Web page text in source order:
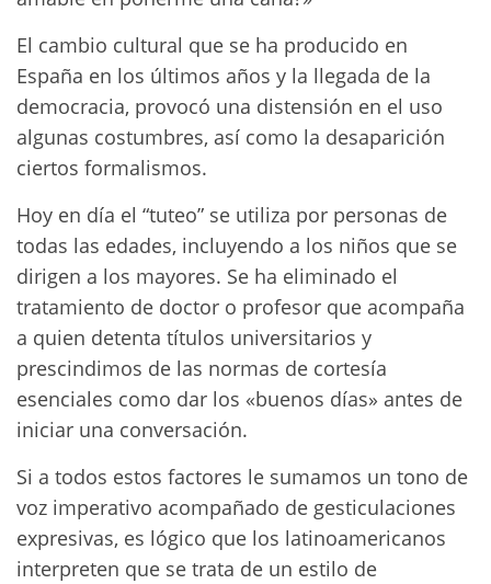
El cambio cultural que se ha producido en
España en los últimos años y la llegada de la
democracia, provocó una distensión en el uso
algunas costumbres, así como la desaparición
ciertos formalismos.
Hoy en día el “tuteo” se utiliza por personas de
todas las edades, incluyendo a los niños que se
dirigen a los mayores. Se ha eliminado el
tratamiento de doctor o profesor que acompaña
a quien detenta títulos universitarios y
prescindimos de las normas de cortesía
esenciales como dar los «buenos días» antes de
iniciar una conversación.
Si a todos estos factores le sumamos un tono de
voz imperativo acompañado de gesticulaciones
expresivas, es lógico que los latinoamericanos
interpreten que se trata de un estilo de